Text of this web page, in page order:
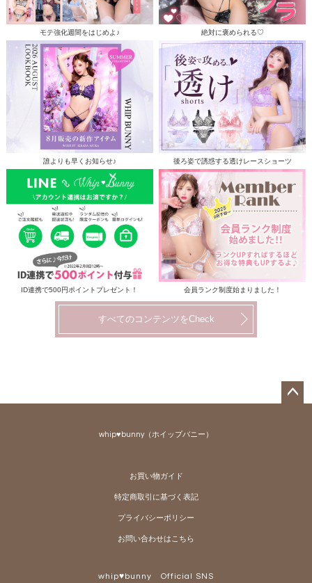
モテ強化週間をはじめよ♪ 絶対に褒められる♡
誰よりも早くお知らせ♪ 後ろ姿で誘惑する透けレースショーツ
ID連携で500円ポイントプレゼント！ 会員ランク制度始まりました！
すべてのコンテンツをCheck
whip♥bunny（ホイップバニー）
お買い物ガイド
特定商取引に基づく表記
プライバシーポリシー
お問い合わせはこちら
whip♥bunny Official SNS